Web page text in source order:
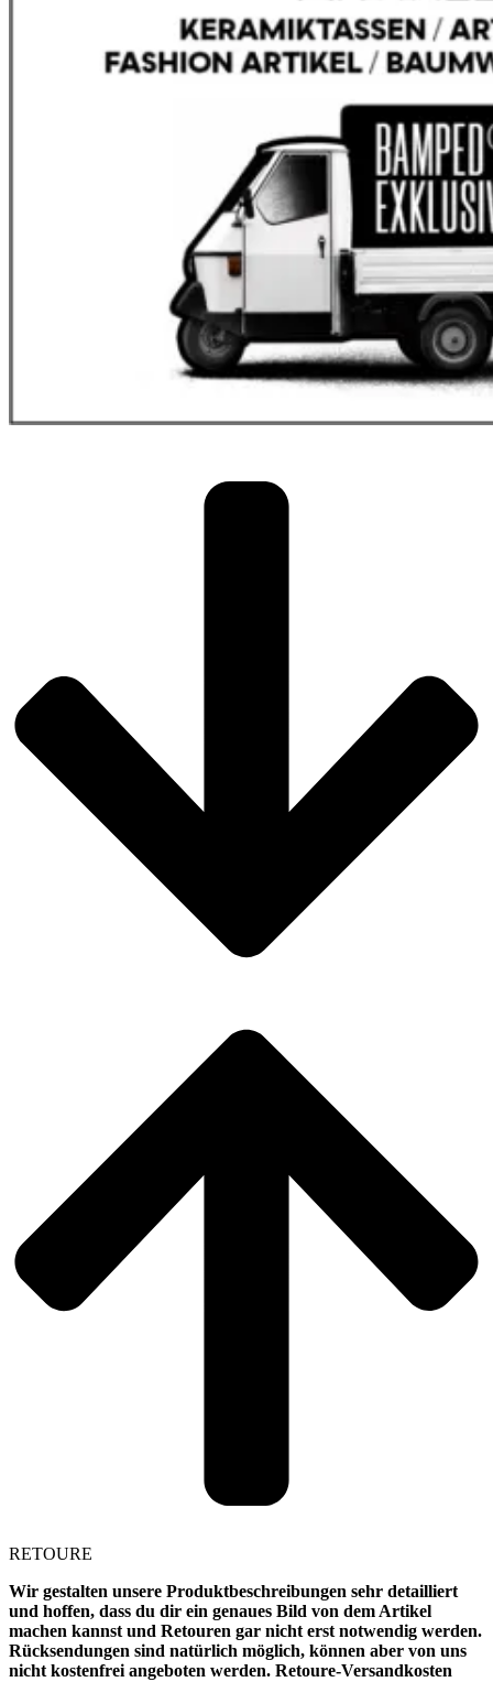
RETOURE
Wir gestalten unsere Produktbeschreibungen sehr detailliert
und hoffen, dass du dir ein genaues Bild von dem Artikel
machen kannst und Retouren gar nicht erst notwendig werden.
Rücksendungen sind natürlich möglich, können aber von uns
nicht kostenfrei angeboten werden. Retoure-Versandkosten